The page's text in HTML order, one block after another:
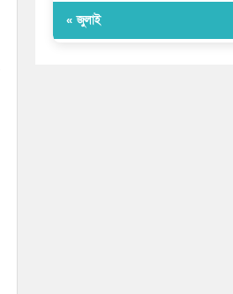
« জুলাই